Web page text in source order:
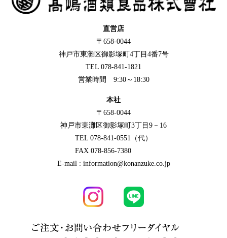
直営店
〒658-0044
神戸市東灘区御影塚町4丁目4番7号
TEL 078-841-1821
営業時間 9:30～18:30
本社
〒658-0044
神戸市東灘区御影塚町3丁目9－16
TEL 078-841-0551（代）
FAX 078-856-7380
E-mail : information@konanzuke.co.jp